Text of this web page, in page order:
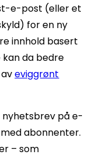
e-post (eller et
for en ny
innhold basert
da bedre
aveviggrønt
nyhetsbrev på e-
abonnenter.
– som